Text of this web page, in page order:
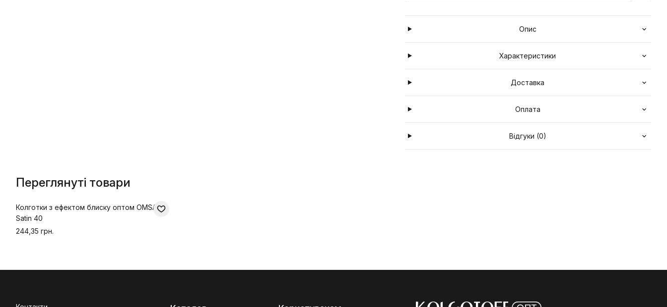
Опис
Характеристики
Доставка
Оплата
Відгуки (0)
Переглянуті товари
Колготки з ефектом блиску оптом OMSA
Satin 40
244,35 грн.